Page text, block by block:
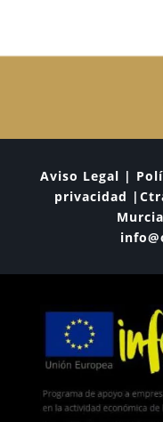
Aviso Legal |
privacidad